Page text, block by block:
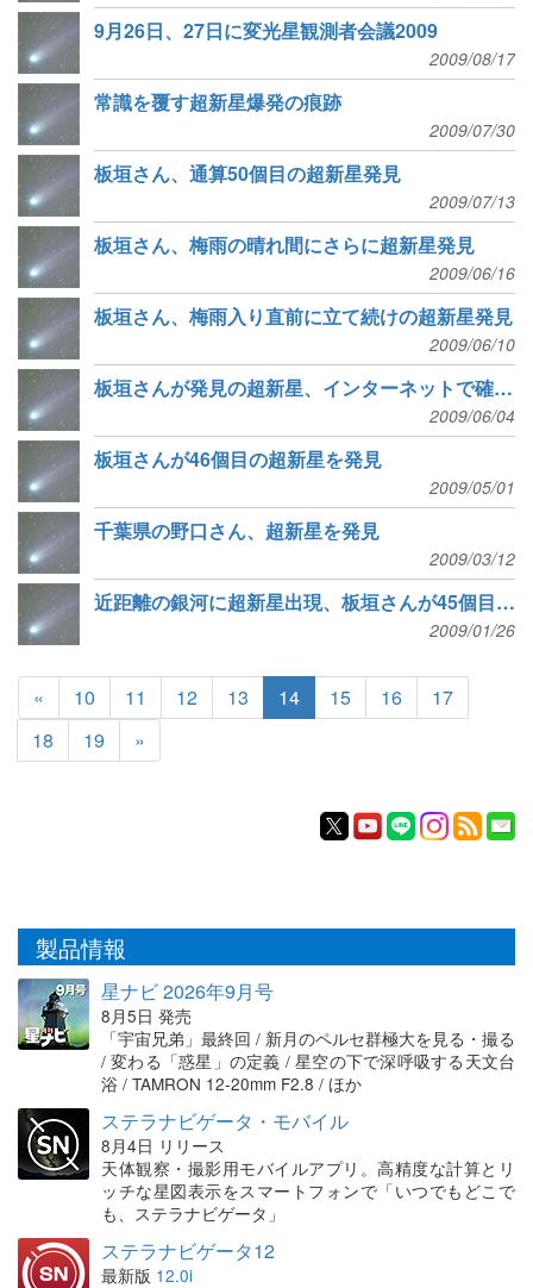
9月26日、27日に変光星観測者会議2009
2009/08/17
常識を覆す超新星爆発の痕跡
2009/07/30
板垣さん、通算50個目の超新星発見
2009/07/13
板垣さん、梅雨の晴れ間にさらに超新星発見
2009/06/16
板垣さん、梅雨入り直前に立て続けの超新星発見
2009/06/10
板垣さんが発見の超新星、インターネットで確認観測
2009/06/04
板垣さんが46個目の超新星を発見
2009/05/01
千葉県の野口さん、超新星を発見
2009/03/12
近距離の銀河に超新星出現、板垣さんが45個目の発見
2009/01/26
« 10 11 12 13 14 15 16
17
18
19 »
製品情報
星ナビ 2026年9月号
8月5日 発売
「宇宙兄弟」最終回 / 新月のペルセ群極大を見る・撮る
/ 変わる「惑星」の定義 / 星空の下で深呼吸する天文台
浴 / TAMRON 12-20mm F2.8 / ほか
ステラナビゲータ・モバイル
8月4日 リリース
天体観察・撮影用モバイルアプリ。高精度な計算とリ
ッチな星図表示をスマートフォンで「いつでもどこで
も、ステラナビゲータ」
ステラナビゲータ12
最新版 12.0i